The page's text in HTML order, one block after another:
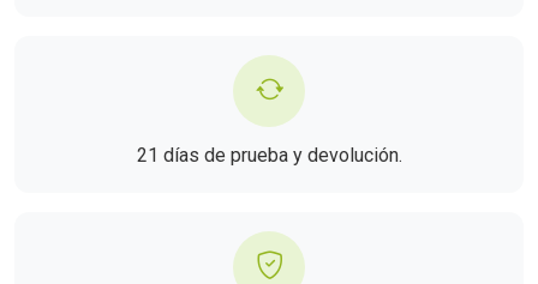
21 días de prueba y devolución.